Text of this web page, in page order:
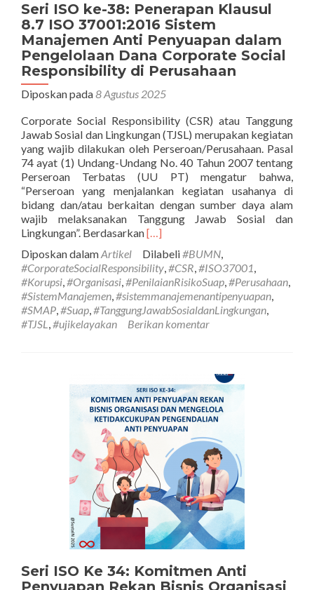
Seri ISO ke-38: Penerapan Klausul
8.7 ISO 37001:2016 Sistem
Manajemen Anti Penyuapan dalam
Pengelolaan Dana Corporate Social
Responsibility di Perusahaan
Diposkan pada8 Agustus 2025
Corporate Social Responsibility (CSR) atau Tanggung
Jawab Sosial dan Lingkungan (TJSL) merupakan kegiatan
yang wajib dilakukan oleh Perseroan/Perusahaan. Pasal
74 ayat (1) Undang-Undang No. 40 Tahun 2007 tentang
Perseroan Terbatas (UU PT) mengatur bahwa,
“Perseroan yang menjalankan kegiatan usahanya di
bidang dan/atau berkaitan dengan sumber daya alam
wajib melaksanakan Tanggung Jawab Sosial dan
Lingkungan”. BerdasarkanSelengkapnya
ISO
ke-
38:
Penerapan
Klausul
8.7
Manajemen
Anti
Penyuapan
dalam
Pengelolaan
Dana
Corporate
Social
Responsibility
Perusahaan
[…]
Diposkan dalamArtikel Dilabeli#BUMN,
#CorporateSocialResponsibility,#CSR,#ISO37001,
#Korupsi,#Organisasi,#PenilaianRisikoSuap,#Perusahaan,
#SistemManajemen,#sistemmanajemenantipenyuapan,
#SMAP,#Suap,#TanggungJawabSosialdanLingkungan,
#TJSL,#ujikelayakan Berikan komentar
Seri ISO Ke 34: Komitmen Anti
Penyuapan Rekan Bisnis Organisasi